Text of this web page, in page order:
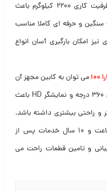
موتور ۱۰۰ اسب بخاری آن در کنار ظرفیت کاری ۲۲۰۰ کیلوگرم باعث
سنگین و حرفه ای کاملا مناسب
۳۳۰ سانتی متری نیز امکان بارگیری آسان انواع
می توان به کابین مجهز آن
اشاره کرد. وجود کولر، بخاری، دوربین ۳۶۰ درجه و نمایشگر HD باعث
و راحتی بیشتری داشته باشد.
همچنین گارانتی ۲ ساله یا ۲۰۰۰ ساعت و ۱۰ سال خدمات پس از
و تامین قطعات راحت می